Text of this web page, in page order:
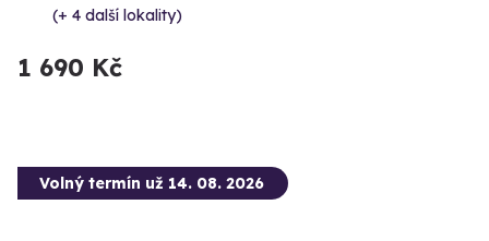
(+ 4 další lokality)
1 690 Kč
Volný termín už 14. 08. 2026